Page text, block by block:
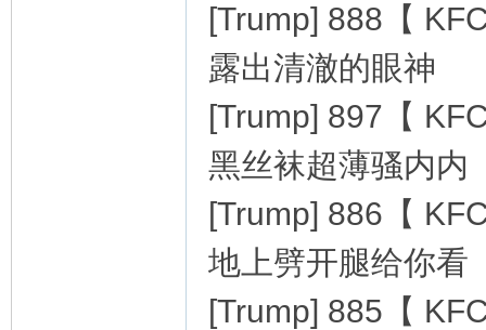
[Trump] 888【
露出清澈的眼神
[Trump] 897【
黑丝袜超薄骚内内
[Trump] 886【
地上劈开腿给你看
[Trump] 885【